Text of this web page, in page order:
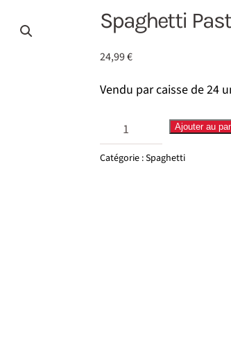
Spaghetti
24,99€
Vendu par caisse de 24
quantité
de
Spaghetti
Ajouter au
Catégorie :Spaghetti